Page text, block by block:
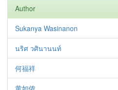
Author
Sukanya Wasinanon
นริศ วศินานนท์
何福祥
黄如侬